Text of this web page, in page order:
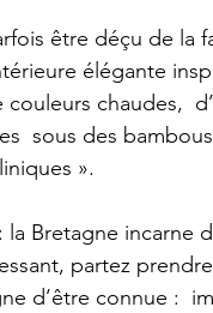
être déçu de la
élégante
couleurs chaudes,
sous des
».
: la Bretagne incarne
partez
d’être connue :